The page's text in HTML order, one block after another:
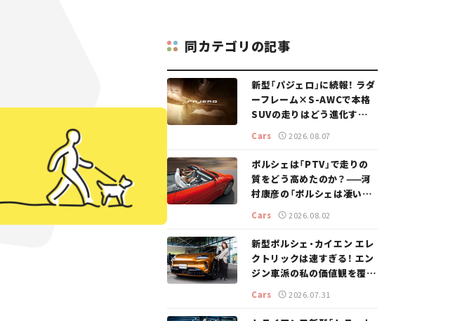
同カテゴリの記事
新型「パジェロ」に続報！ ラダ
ーフレーム×S-AWCで本格
SUVの走りはどう進化する？
【新車ニュース】
Cars 2026.08.07
ポルシェは「PTV」で走りの
質をどう高めたのか？——河
村康彦の「ポルシェは凄い！」
Cars 2026.08.02
新型ポルシェ・カイエン エレ
クトリックは速すぎる！ エン
ジン車派の私の価値観を覆し
た、新しいポルシェの走り。
Cars 2026.07.31